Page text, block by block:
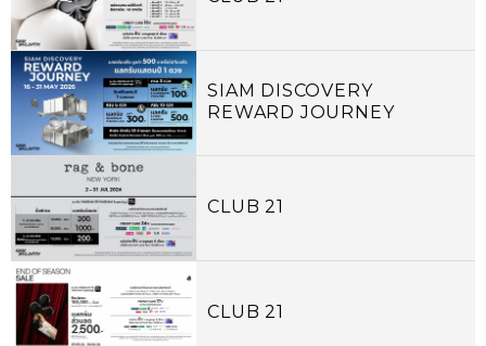
SIAM DISCOVERY
REWARD JOURNEY
CLUB 21
CLUB 21